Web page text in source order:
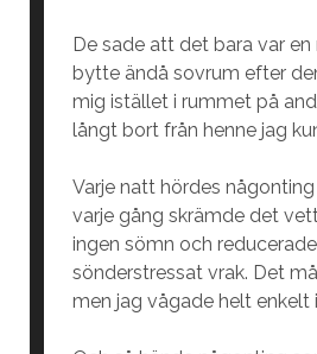
De sade att det bara var en
bytte ändå sovrum efter
mig istället i rummet på
långt bort från henne jag
Varje natt hördes
varje gång skrämde det
ingen sömn och
sönderstressat vrak. Det
men jag vågade helt enkelt